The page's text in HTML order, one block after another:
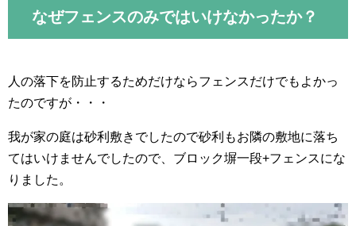
なぜフェンスのみではいけなかったか？
人の落下を防止するためだけならフェンスだけでもよかっ
たのですが・・・
我が家の庭は砂利敷きでしたので砂利もお隣の敷地に落ち
てはいけませんでしたので、ブロック塀一段+フェンスにな
りました。